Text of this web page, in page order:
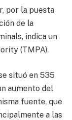
por la puesta
de la
indica un
(TMPA).
situó en 535
aumento del
fuente, que
a las